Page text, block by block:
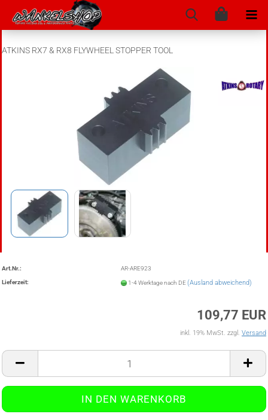
ATKINS RX7 & RX8 FLYWHEEL STOPPER TOOL
Art.Nr.: AR-ARE923
Lieferzeit: 1-4 Werktage nach DE(Ausland abweichend)
109,77 EUR
inkl. 19% MwSt. zzgl. Versand